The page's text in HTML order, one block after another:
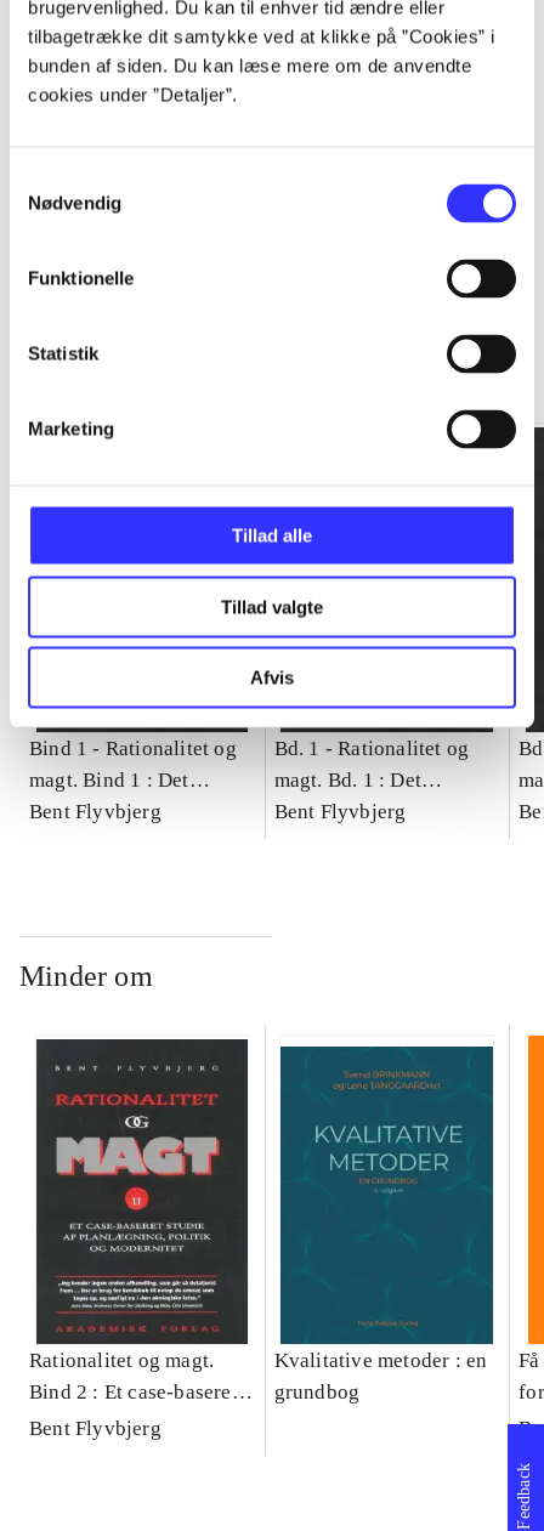
brugervenlighed. Du kan til enhver tid ændre eller
tilbagetrække dit samtykke ved at klikke på ”Cookies” i
bunden af siden. Du kan læse mere om de anvendte
cookies under ”Detaljer”.
Nødvendig
Funktionelle
Statistik
Marketing
Tillad alle
Tillad valgte
Afvis
...
Bind 1 - Rationalitet og
magt. Bind 1 : Det
konkretes videnskab
Bent Flyvbjerg
Bd. 1 -Rationalitet og
magt. Bd. 1 : Det
konkretes videnskab
Bent Flyvbjerg
Minder om
Rationalitet og magt.
Bind 2 : Et case-baseret
studie af planlægning,
Bent Flyvbjerg
Kvalitative metoder : en
grundbog
Feedback